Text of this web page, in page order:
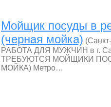
Мойщик посуды в
(черная мойка)
РАБОТА ДЛЯ МУЖЧИН в г.
ТРЕБУЮТСЯ МОЙЩИКИ
МОЙКА) Метро…